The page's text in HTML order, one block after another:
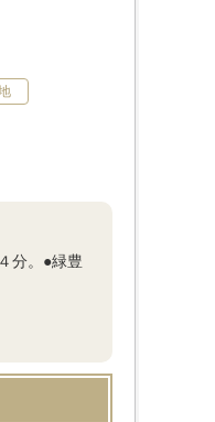
分。●緑豊